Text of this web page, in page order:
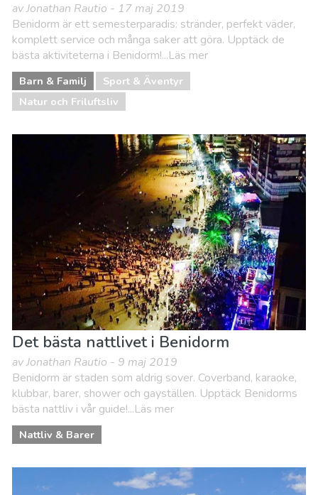
av Jonathan Rautio - 17 maj 2019
Benidorm är ett semesterparadis: stränder, perfekt väder,
komplett service och många saker att göra. Upptäck de
bästa aktiviteterna i Benidorm!...Läs mer
Barn & Familj
Sport & Äventyr
Natur och Friluftsliv
Det bästa nattlivet i Benidorm
av Jonathan Rautio - 9 maj 2019
Benidorm är staden som aldrig sover. Coverband, karaoke,
klubbar, barer, shower och gayställen. Upptäck Benidorms
bästa nattliv i vår guide!...Läs mer
Nattliv & Barer